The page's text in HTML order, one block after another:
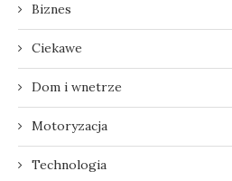
Biznes
Ciekawe
Dom i wnetrze
Motoryzacja
Technologia